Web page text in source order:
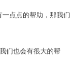
点点的帮助，那我们
们也会有很大的帮